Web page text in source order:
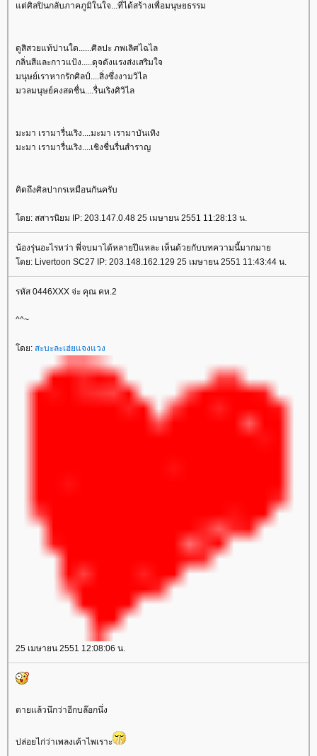
ต่ศิลปินกลับภาคภูมิในใจ...ที่ได้สร้างเพื่อมนุษยธรรม
ดูสิสวยแท้ปานใด......ศิลปะ ภพเลิศไฉไล
กลิ่นสีและกาวแป้ง.....ดุจดังแรงส่งเสริมใจ
มนุษย์เราหากรักศิลป์....สิ่งซึ่งงามวิไล
มวลมนุษย์คงสดชื่น....รื่นเริงศิวิไล
มะมา เรามารื่นเริง....มะมา เรามาบันเทิง
มะมา เรามารื่นเริง....เชิงชื่นรื่นสำราญ
คิดถึงศิลปากรเหมือนกันครับ
ดย: สสารนิยม IP: 203.147.0.48 25 เมษายน 2551 11:28:13 น.
น้องรุ่นอะไรหว่า พี่จบมาได้หลายปีแหละ เห็นด้วยกับบทความนี้มากมา
ดย: Livertoon SC27 IP: 203.148.162.129 25 เมษายน 2551 11:43:44 น.
รหัส 0446XXX จ่ะ คุณ คห.2
^^~
ดย: สะบะละเฮ่ยแจงแวง
25 เมษายน 2551 12:08:06 น.
ตายเเล้วนึกว่าอีกบล๊อกนึ่ง
ปล่อยไก่ว่าเพลงเค้าไพเราะ